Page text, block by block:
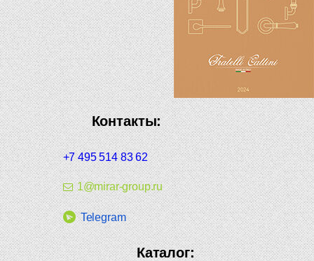
Контакты:
+7 495 514 83 62
1@mirar-group.ru
Telegram
Каталог: